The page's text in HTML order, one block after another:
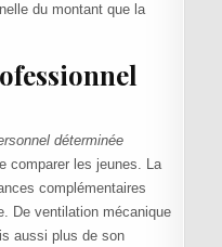
du montant que la
déterminée
comparer les jeunes. La
complémentaires
De ventilation mécanique
aussi plus de son